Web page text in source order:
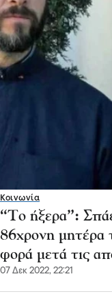
Κοινωνία
“Το ήξερα”:
86χρονη μητέρα
φορά μετά τις
07 Δεκ 2022, 22:21